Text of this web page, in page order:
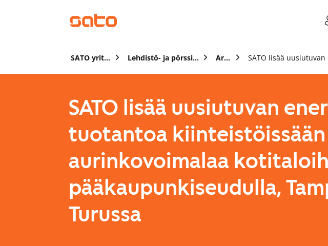
SATO yrityksenä Lehdistö- ja pörssitiedotteet Arkisto
SATO lisää uusiutuvan
tuotantoa kiinteistöissään
aurinkovoimalaa
pääkaupunkiseudulla,
Turussa